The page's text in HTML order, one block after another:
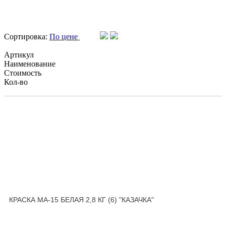
Сортировка: По цене
Артикул
Наименование
Стоимость
Кол-во
КРАСКА МА-15 БЕЛАЯ 2,8 КГ (6) "КАЗАЧКА"